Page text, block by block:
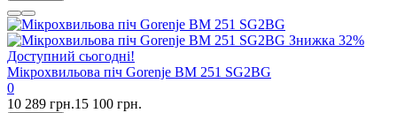
Знижка 32%
Доступний сьогодні!
Мікрохвильова піч Gorenje BM 251 SG2BG
0
10 289 грн.15 100 грн.